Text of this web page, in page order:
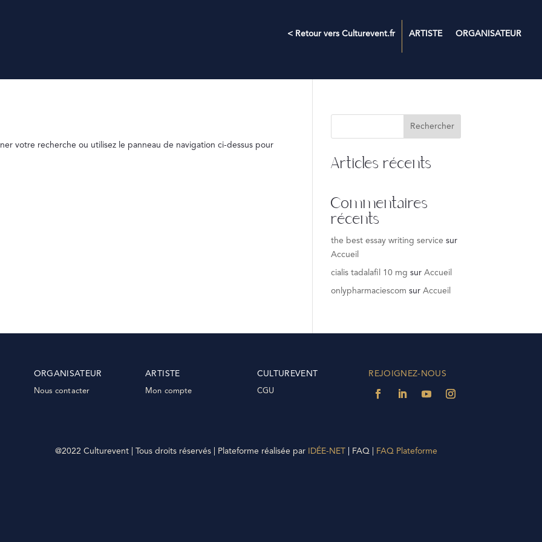
< Retour vers Culturevent.fr ARTISTE ORGANISATEUR
votre recherche ou utilisez le panneau de navigation ci-dessus pour
Rechercher
Articles récents
Commentaires
récents
the best essay writing service sur
Accueil
cialis tadalafil 10 mg sur Accueil
onlypharmaciescom sur Accueil
ORGANISATEUR
Nous contacter
ARTISTE
Mon compte
CULTUREVENT
CGU
REJOIGNEZ-NOUS
@2022 Culturevent | Tous droits réservés | Plateforme réalisée par IDÉE-NET FAQ | FAQ Plateforme